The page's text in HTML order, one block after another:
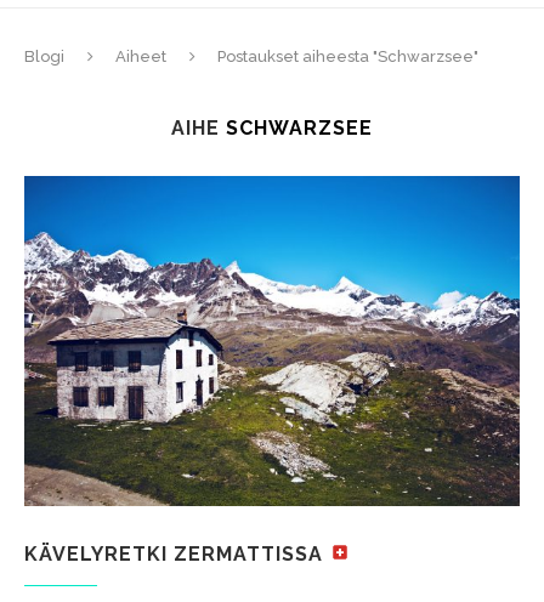
Blogi Aiheet Postaukset aiheesta "Schwarzsee"
AIHE SCHWARZSEE
KÄVELYRETKI ZERMATTISSA